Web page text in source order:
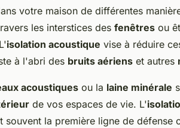
votre maison de différentes
les interstices des fenêtres ou
isolation acoustique vise à réduire
à l'abri des bruits aériens et autres
acoustiques ou la laine minérale
de vos espaces de vie. L'
souvent la première ligne de défense